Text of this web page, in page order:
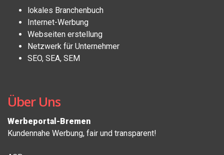
lokales Branchenbuch
Internet-Werbung
Webseiten erstellung
Netzwerk für Unternehmer
SEO, SEA, SEM
Über Uns
Werbeportal-Bremen
Kundennahe Werbung, fair und transparent!